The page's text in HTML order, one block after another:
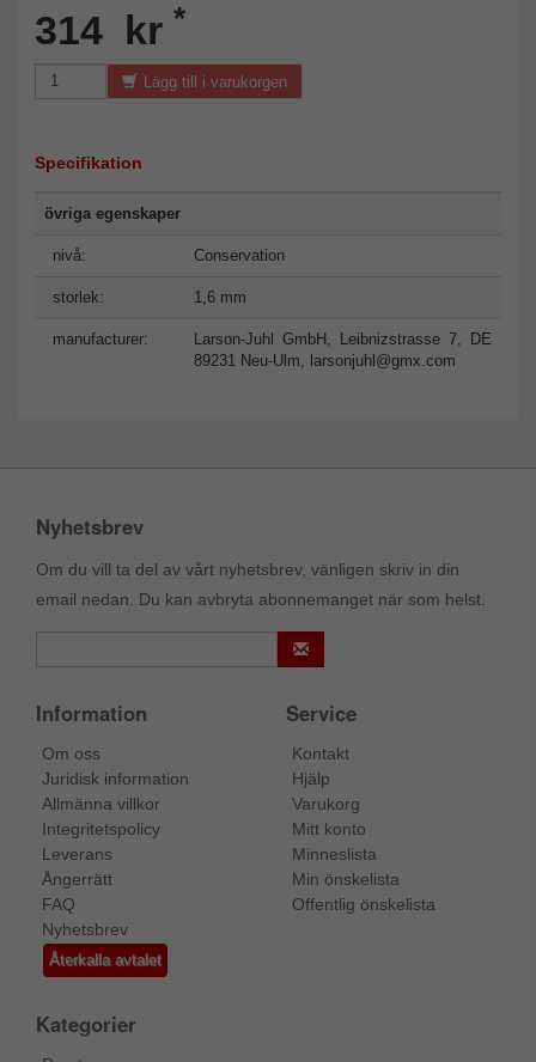
314 kr *
Lägg till i varukorgen
Specifikation
övriga egenskaper
nivå: Conservation
storlek: 1,6 mm
manufacturer:
Larson-Juhl GmbH, Leibnizstrasse 7, DE
89231 Neu-Ulm,
larsonjuhl@gmx.com
Nyhetsbrev
Om du vill ta del av vårt nyhetsbrev, vänligen skriv in din
email nedan. Du kan avbryta abonnemanget när som helst.
Information
Om oss
Juridisk information
Allmänna villkor
Integritetspolicy
Leverans
Ångerrätt
FAQ
Nyhetsbrev
Återkalla avtalet
Service
Kontakt
Hjälp
Varukorg
Mitt konto
Minneslista
Min önskelista
Offentlig önskelista
Kategorier